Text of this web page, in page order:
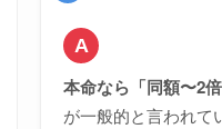
本命なら「同額〜2
が一般的と言われて